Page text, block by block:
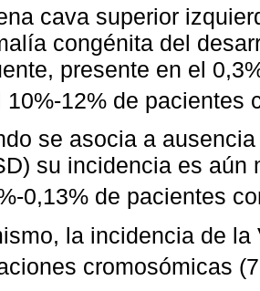
cava superior
congénita del
presente en el
10%-12% de pacientes
se asocia a
su incidencia es aún
0,13% de pacientes
la incidencia de
cromosómicas